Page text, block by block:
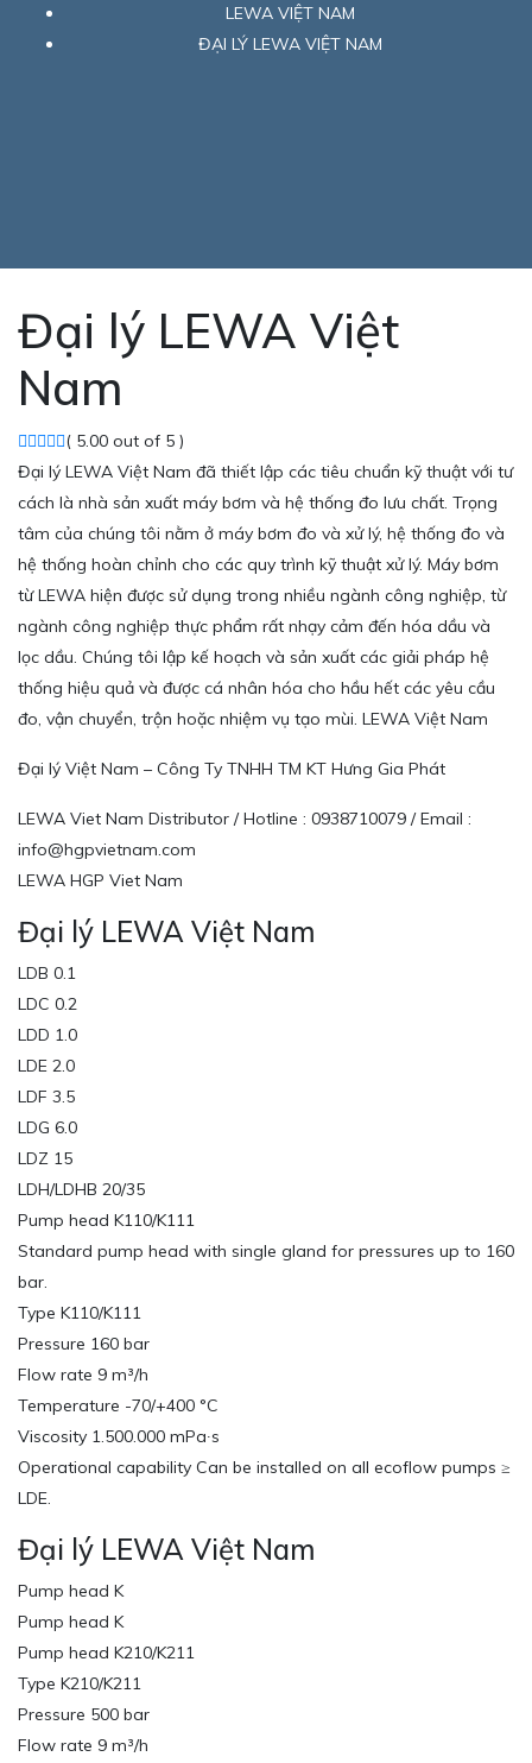
LEWA VIỆT NAM
ĐẠI LÝ LEWA VIỆT NAM
Đại lý LEWA Việt
Nam
( 5.00 out of 5 )
Đại lý LEWA Việt Nam đã thiết lập các tiêu chuẩn kỹ thuật với tư
cách là nhà sản xuất máy bơm và hệ thống đo lưu chất. Trọng
tâm của chúng tôi nằm ở máy bơm đo và xử lý, hệ thống đo và
hệ thống hoàn chỉnh cho các quy trình kỹ thuật xử lý. Máy bơm
từ LEWA hiện được sử dụng trong nhiều ngành công nghiệp, từ
ngành công nghiệp thực phẩm rất nhạy cảm đến hóa dầu và
lọc dầu. Chúng tôi lập kế hoạch và sản xuất các giải pháp hệ
thống hiệu quả và được cá nhân hóa cho hầu hết các yêu cầu
đo, vận chuyển, trộn hoặc nhiệm vụ tạo mùi. LEWA Việt Nam
Đại lý Việt Nam – Công Ty TNHH TM KT Hưng Gia Phát
LEWA Viet Nam Distributor / Hotline : 0938710079 / Email :
info@hgpvietnam.com
LEWA HGP Viet Nam
Đại lý LEWA Việt Nam
LDB 0.1
LDC 0.2
LDD 1.0
LDE 2.0
LDF 3.5
LDG 6.0
LDZ 15
LDH/LDHB 20/35
Pump head K110/K111
Standard pump head with single gland for pressures up to 160
bar.
Type K110/K111
Pressure 160 bar
Flow rate 9 m³/h
Temperature -70/+400 °C
Viscosity 1.500.000 mPa∙s
Operational capability Can be installed on all ecoflow pumps ≥
LDE.
Đại lý LEWA Việt Nam
Pump head K
Pump head K
Pump head K210/K211
Type K210/K211
Pressure 500 bar
Flow rate 9 m³/h